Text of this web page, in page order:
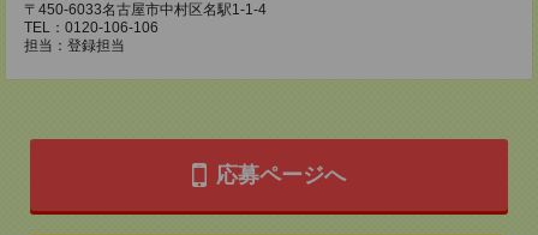
〒450-6033名古屋市中村区名駅1-1-4
TEL：0120-106-106
担当：登録担当
応募ページへ